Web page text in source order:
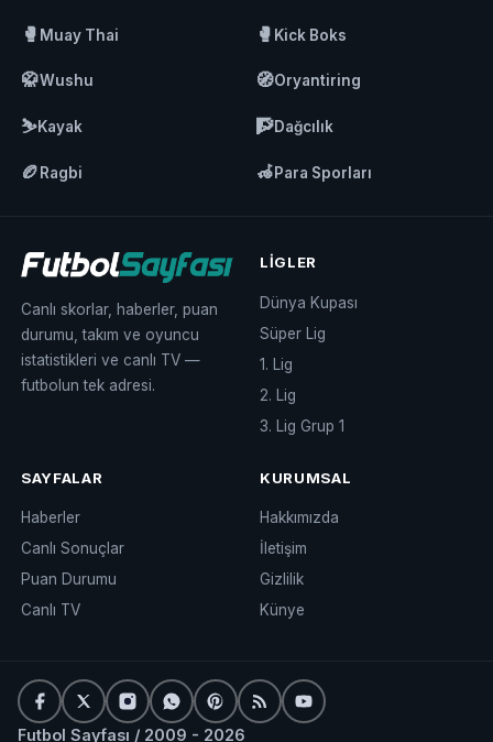
🥊 Muay Thai 🥊 Kick Boks
🥋Wushu 🧭Oryantiring
⛷️Kayak 🧗Dağcılık
🏉 Ragbi 🦽Para Sporları
Canlı skorlar, haberler, puan
durumu, takım ve oyuncu
istatistikleri ve canlı TV —
futbolun tek adresi.
LIGLER
Dünya Kupası
Süper Lig
1. Lig
2. Lig
3. Lig Grup 1
SAYFALAR
Haberler
Canlı Sonuçlar
Puan Durumu
Canlı TV
KURUMSAL
Hakkımızda
İletişim
Gizlilik
Künye
Futbol Sayfası / 2009 - 2026